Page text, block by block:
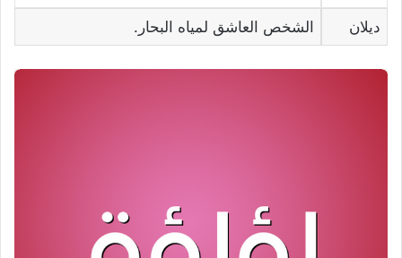
ديلان الشخص العاشق لمياه البحار.